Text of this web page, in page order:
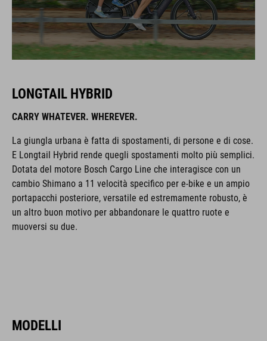
LONGTAIL HYBRID
CARRY WHATEVER. WHEREVER.
La giungla urbana è fatta di spostamenti, di persone e di cose.
E Longtail Hybrid rende quegli spostamenti molto più semplici.
Dotata del motore Bosch Cargo Line che interagisce con un
cambio Shimano a 11 velocità specifico per e-bike e un ampio
portapacchi posteriore, versatile ed estremamente robusto, è
un altro buon motivo per abbandonare le quattro ruote e
muoversi su due.
MODELLI